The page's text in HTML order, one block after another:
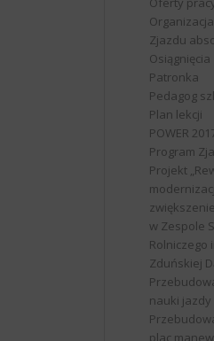
Zjazdu
Osiągnięcia
Patronka
Pedagog
Plan lekcji
POWER
Program
Projekt
w Zespole
Rolniczego
Zduńskiej
nauki jazdy
plac